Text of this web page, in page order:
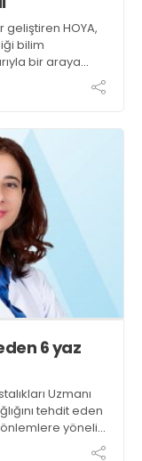
geliştiren HOYA,
bilim
bir araya
6 yaz
Uzmanı
tehdit eden
önlemlere yönelik